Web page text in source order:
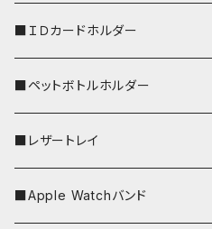
ストラップ付
■ＩＤカードホルダー
■ペットボトルホルダー
■レザートレイ
■Apple Watchバンド